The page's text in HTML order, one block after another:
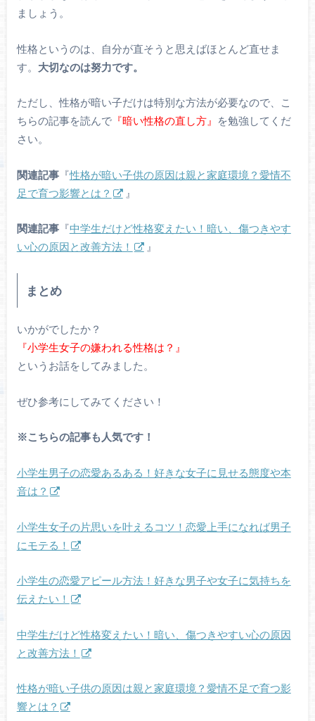
ましょう。
性格というのは、自分が直そうと思えばほとんど直せま
す。 大切なのは努力です。
ただし、性格が暗い子だけは特別な方法が必要なので、こ
ちらの記事を読んで『暗い性格の直し方』
を勉強してくだ
さい。
関連記事『性格が暗い子供の原因は親と家庭環境？愛情不
足で育つ影響とは？
』
関連記事『中学生だけど性格変えたい！暗い、傷つきやす
い心の原因と改善方法！
』
まとめ
いかがでしたか？
『小学生女子の嫌われる性格は？』
というお話をしてみました。
ぜひ参考にしてみてください！
※こちらの記事も人気です！
小学生男子の恋愛あるある！好きな女子に見せる態度や本
音は？
小学生女子の片思いを叶えるコツ！恋愛上手になれば男子
にモテる！
小学生の恋愛アピール方法！好きな男子や女子に気持ちを
伝えたい！
中学生だけど性格変えたい！暗い、傷つきやすい心の原因
と改善方法！
性格が暗い子供の原因は親と家庭環境？愛情不足で育つ影
響とは？